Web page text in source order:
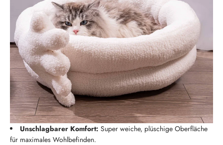
Unschlagbarer Komfort: Super weiche, plüschige Oberfläche
für maximales Wohlbefinden.